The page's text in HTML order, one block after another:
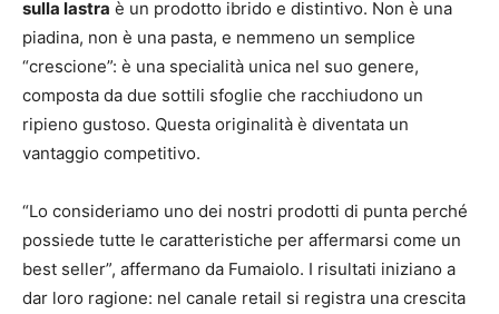
sulla lastra è un prodotto ibrido e distintivo. Non è una
piadina, non è una pasta, e nemmeno un semplice
“crescione”: è una specialità unica nel suo genere,
composta da due sottili sfoglie che racchiudono un
ripieno gustoso. Questa originalità è diventata un
vantaggio competitivo.
“Lo consideriamo uno dei nostri prodotti di punta perché
possiede tutte le caratteristiche per affermarsi come un
best seller”, affermano da Fumaiolo. I risultati iniziano a
dar loro ragione: nel canale retail si registra una crescita